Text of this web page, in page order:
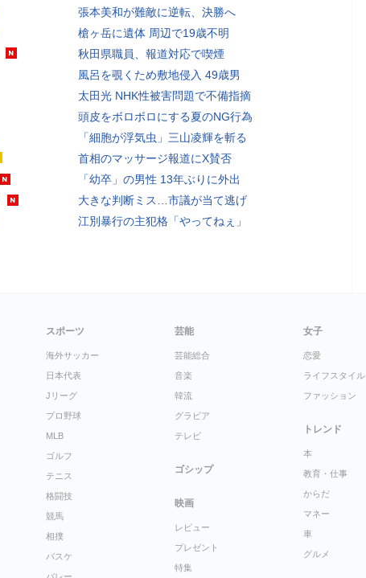
張本美和が難敵に逆転、決勝へ
槍ヶ岳に遺体 周辺で19歳不明
秋田県職員、報道対応で喫煙
風呂を覗くため敷地侵入 49歳男
太田光 NHK性被害問題で不備指摘
頭皮をボロボロにする夏のNG行為
「細胞が浮気虫」三山凌輝を斬る
首相のマッサージ報道にX賛否
「幼卒」の男性 13年ぶりに外出
大きな判断ミス…市議が当て逃げ
江別暴行の主犯格「やってねぇ」
スポーツ
海外サッカー
日本代表
Jリーグ
プロ野球
MLB
ゴルフ
テニス
格闘技
競馬
相撲
バスケ
芸能
芸能総合
音楽
韓流
グラビア
テレビ
ゴシップ
映画
レビュー
プレゼント
特集
女子
恋愛
ライフスタイル
ファッション
トレンド
本
教育・仕事
からだ
マネー
車
グルメ